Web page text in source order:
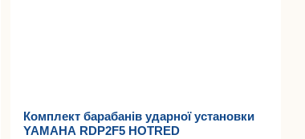
Комплект барабанів ударної установки
YAMAHA RDP2F5 HOTRED